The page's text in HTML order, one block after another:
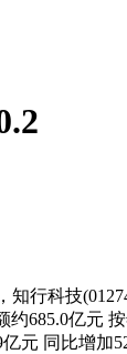
行科技
685.0亿元
元 同比增